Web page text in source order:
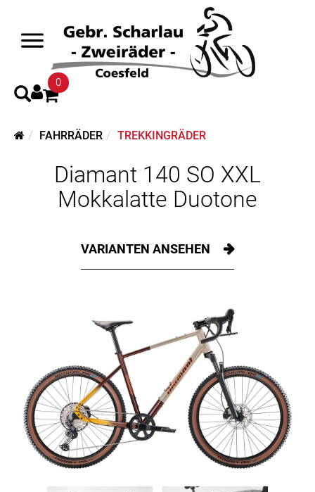
0
FAHRRÄDER TREKKINGRÄDER
Diamant 140 SO XXL
Mokkalatte Duotone
VARIANTEN ANSEHEN